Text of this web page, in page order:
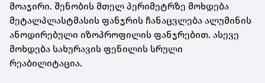
მოაჯირი. შენობის მთელ პერიმეტრზე მოხდება
მეტალპლასტმასის ფანჯრის ჩანაცვლება ალუმინის
ანოდირებული იზოპროფილის ფანჯრებით. ასევე
მოხდება სახურავის ფენილის სრული
რეაბილიტაცია.